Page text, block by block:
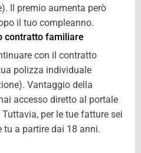
Il premio aumenta però
il tuo compleanno.
contratto familiare
con il contratto
polizza individuale
Vantaggio della
accesso diretto al portale
per le tue fatture sei
tu a partire dai 18 anni.